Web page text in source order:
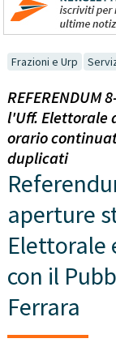
Frazioni e Urp
REFERENDUM
l'Uff. Elettorale
orario
duplicati
aperture
Elettorale
con il
Ferrara